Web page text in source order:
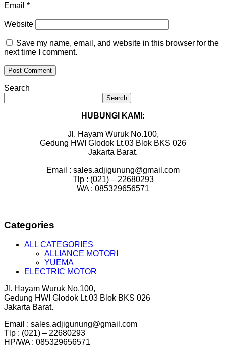
Email *
Website
Save my name, email, and website in this browser for the
next time I comment.
Search
Search
HUBUNGI KAMI:
Jl. Hayam Wuruk No.100,
Gedung HWI Glodok Lt.03 Blok BKS 026
Jakarta Barat.
Email : sales.adjigunung@gmail.com
Tlp : (021) – 22680293
WA : 085329656571
Categories
ALL CATEGORIES
ALLIANCE MOTORI
YUEMA
ELECTRIC MOTOR
Jl. Hayam Wuruk No.100,
Gedung HWI Glodok Lt.03 Blok BKS 026
Jakarta Barat.
Email : sales.adjigunung@gmail.com
Tlp : (021) – 22680293
HP/WA : 085329656571